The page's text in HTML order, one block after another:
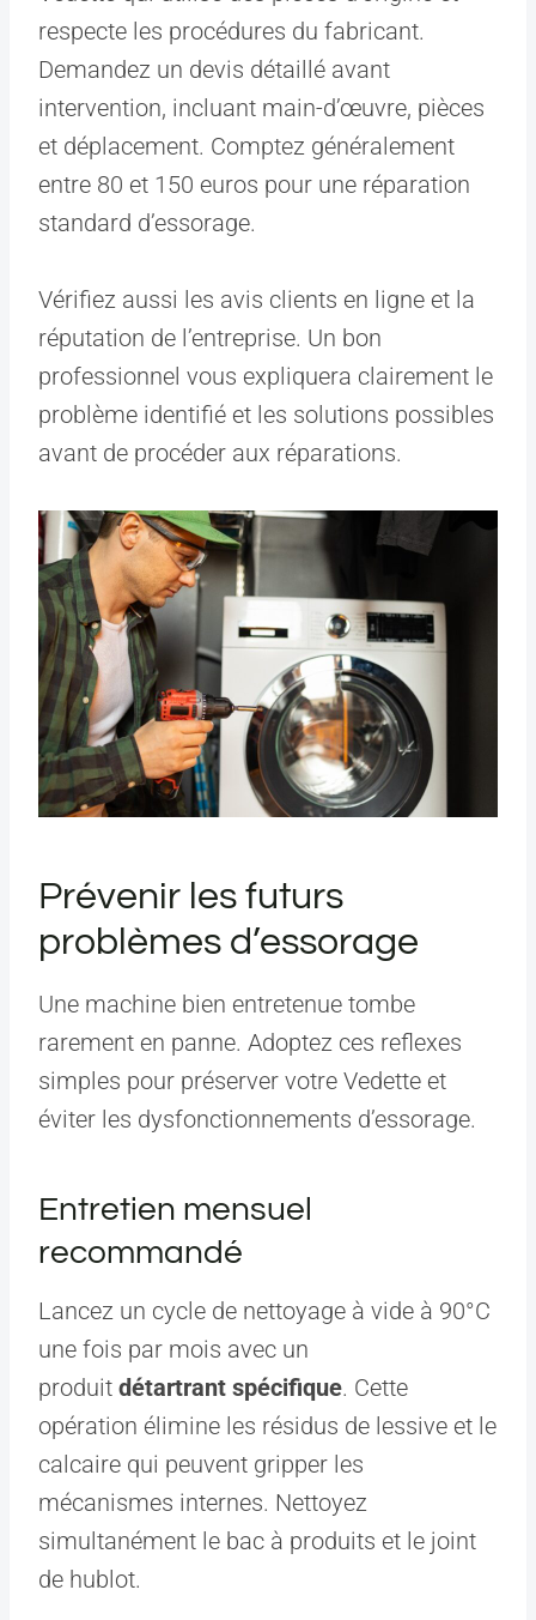
respecte les procédures du fabricant.
Demandez un devis détaillé avant
intervention, incluant main-d’œuvre, pièces
et déplacement. Comptez généralement
entre 80 et 150 euros pour une réparation
standard d’essorage.
Vérifiez aussi les avis clients en ligne et la
réputation de l’entreprise. Un bon
professionnel vous expliquera clairement le
problème identifié et les solutions possibles
avant de procéder aux réparations.
Prévenir les futurs
problèmes d’essorage
Une machine bien entretenue tombe
rarement en panne. Adoptez ces reflexes
simples pour préserver votre Vedette et
éviter les dysfonctionnements d’essorage.
Entretien mensuel
recommandé
Lancez un cycle de nettoyage à vide à 90°C
une fois par mois avec un
produit détartrant spécifique. Cette
opération élimine les résidus de lessive et le
calcaire qui peuvent gripper les
mécanismes internes. Nettoyez
simultanément le bac à produits et le joint
de hublot.